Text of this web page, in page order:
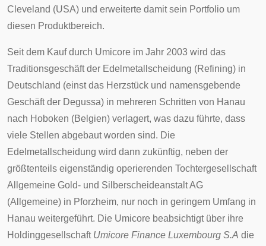
Cleveland (USA) und erweiterte damit sein Portfolio um
diesen Produktbereich.
Seit dem Kauf durch Umicore im Jahr 2003 wird das
Traditionsgeschäft der Edelmetallscheidung (Refining) in
Deutschland (einst das Herzstück und namensgebende
Geschäft der Degussa) in mehreren Schritten von Hanau
nach Hoboken (Belgien) verlagert, was dazu führte, dass
viele Stellen abgebaut worden sind. Die
Edelmetallscheidung wird dann zukünftig, neben der
größtenteils eigenständig operierenden Tochtergesellschaft
Allgemeine Gold- und Silberscheideanstalt AG
(Allgemeine) in Pforzheim, nur noch in geringem Umfang in
Hanau weitergeführt. Die Umicore beabsichtigt über ihre
Holdinggesellschaft Umicore Finance Luxembourg S.A die